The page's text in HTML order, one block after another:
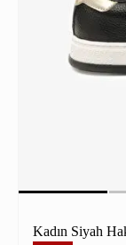
Kadın Siyah